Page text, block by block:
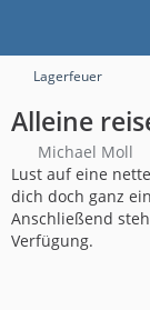
Lagerfeuer
Alleine
Michael Moll
Lust auf eine
dich doch ganz
Anschließend
Verfügung.